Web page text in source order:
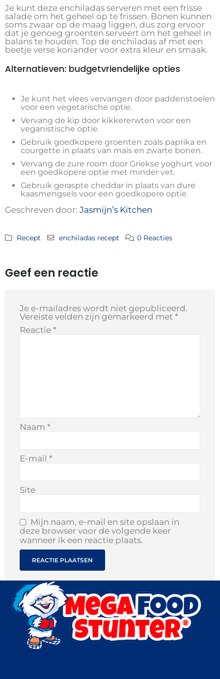
Je kunt deze enchiladas serveren met een frisse
salade om het geheel op te frissen. Bonen kunnen
soms zwaar op de maag liggen, dus zorg ervoor
dat je genoeg groenten serveert om het geheel in
balans te houden. Top de enchiladas af met een
beetje verse koriander voor extra kleur en smaak.
Alternatieven: budgetvriendelijke opties
Je kunt het vlees vervangen door paddenstoelen
voor een vegetarische optie.
Vervang de kip door kikkererwten voor een
veganistische optie.
Gebruik goedkopere groenten zoals paprika en
courgette in plaats van mais en zwarte bonen.
Vervang de zure room door Griekse yoghurt voor
een goedkopere optie met minder vet.
Gebruik geraspte cheddar in plaats van dure
kaasmengsels voor een goedkopere optie.
Geschreven door: Jasmijn’s Kitchen
Recept enchiladas recept 0 Reacties
Geef een reactie
Je e-mailadres wordt niet gepubliceerd.
Vereiste velden zijn gemarkeerd met *
Reactie *
Naam *
E-mail *
Site
Mijn naam, e-mail en site opslaan in
deze browser voor de volgende keer
wanneer ik een reactie plaats.